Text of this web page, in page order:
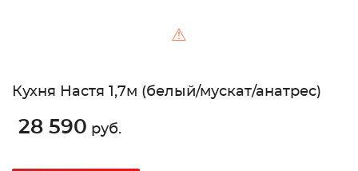
⚠
Кухня Настя 1,7м (белый/мускат/анатрес)
28 590 руб.